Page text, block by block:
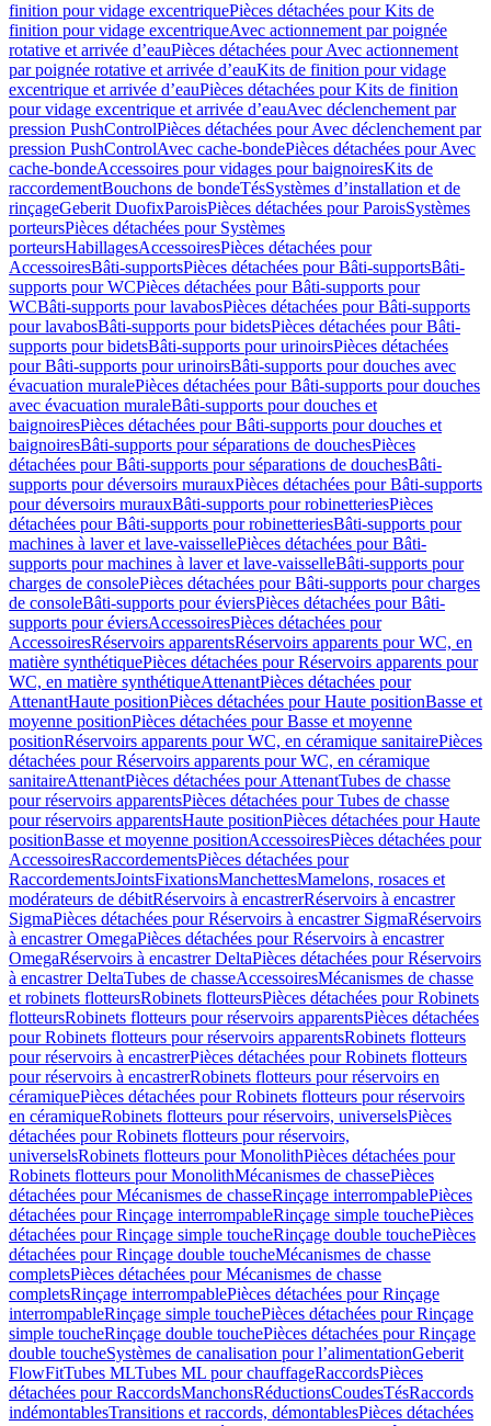
finition pour vidage excentriquePièces détachées pour Kits de
finition pour vidage excentriqueAvec actionnement par poignée
rotative et arrivée d’eauPièces détachées pour Avec actionnement
par poignée rotative et arrivée d’eauKits de finition pour vidage
excentrique et arrivée d’eauPièces détachées pour Kits de finition
pour vidage excentrique et arrivée d’eauAvec déclenchement par
pression PushControlPièces détachées pour Avec déclenchement par
pression PushControlAvec cache-bondePièces détachées pour Avec
cache-bondeAccessoires pour vidages pour baignoiresKits de
raccordementBouchons de bondeTésSystèmes d’installation et de
rinçageGeberit DuofixParoisPièces détachées pour ParoisSystèmes
porteursPièces détachées pour Systèmes
porteursHabillagesAccessoiresPièces détachées pour
AccessoiresBâti-supportsPièces détachées pour Bâti-supportsBâti-
supports pour WCPièces détachées pour Bâti-supports pour
WCBâti-supports pour lavabosPièces détachées pour Bâti-supports
pour lavabosBâti-supports pour bidetsPièces détachées pour Bâti-
supports pour bidetsBâti-supports pour urinoirsPièces détachées
pour Bâti-supports pour urinoirsBâti-supports pour douches avec
évacuation muralePièces détachées pour Bâti-supports pour douches
avec évacuation muraleBâti-supports pour douches et
baignoiresPièces détachées pour Bâti-supports pour douches et
baignoiresBâti-supports pour séparations de douchesPièces
détachées pour Bâti-supports pour séparations de douchesBâti-
supports pour déversoirs murauxPièces détachées pour Bâti-supports
pour déversoirs murauxBâti-supports pour robinetteriesPièces
détachées pour Bâti-supports pour robinetteriesBâti-supports pour
machines à laver et lave-vaissellePièces détachées pour Bâti-
supports pour machines à laver et lave-vaisselleBâti-supports pour
charges de consolePièces détachées pour Bâti-supports pour charges
de consoleBâti-supports pour éviersPièces détachées pour Bâti-
supports pour éviersAccessoiresPièces détachées pour
AccessoiresRéservoirs apparentsRéservoirs apparents pour WC, en
matière synthétiquePièces détachées pour Réservoirs apparents pour
WC, en matière synthétiqueAttenantPièces détachées pour
AttenantHaute positionPièces détachées pour Haute positionBasse et
moyenne positionPièces détachées pour Basse et moyenne
positionRéservoirs apparents pour WC, en céramique sanitairePièces
détachées pour Réservoirs apparents pour WC, en céramique
sanitaireAttenantPièces détachées pour AttenantTubes de chasse
pour réservoirs apparentsPièces détachées pour Tubes de chasse
pour réservoirs apparentsHaute positionPièces détachées pour Haute
positionBasse et moyenne positionAccessoiresPièces détachées pour
AccessoiresRaccordementsPièces détachées pour
RaccordementsJointsFixationsManchettesMamelons, rosaces et
modérateurs de débitRéservoirs à encastrerRéservoirs à encastrer
SigmaPièces détachées pour Réservoirs à encastrer SigmaRéservoirs
à encastrer OmegaPièces détachées pour Réservoirs à encastrer
OmegaRéservoirs à encastrer DeltaPièces détachées pour Réservoirs
à encastrer DeltaTubes de chasseAccessoiresMécanismes de chasse
et robinets flotteursRobinets flotteursPièces détachées pour Robinets
flotteursRobinets flotteurs pour réservoirs apparentsPièces détachées
pour Robinets flotteurs pour réservoirs apparentsRobinets flotteurs
pour réservoirs à encastrerPièces détachées pour Robinets flotteurs
pour réservoirs à encastrerRobinets flotteurs pour réservoirs en
céramiquePièces détachées pour Robinets flotteurs pour réservoirs
en céramiqueRobinets flotteurs pour réservoirs, universelsPièces
détachées pour Robinets flotteurs pour réservoirs,
universelsRobinets flotteurs pour MonolithPièces détachées pour
Robinets flotteurs pour MonolithMécanismes de chassePièces
détachées pour Mécanismes de chasseRinçage interrompablePièces
détachées pour Rinçage interrompableRinçage simple touchePièces
détachées pour Rinçage simple toucheRinçage double touchePièces
détachées pour Rinçage double toucheMécanismes de chasse
completsPièces détachées pour Mécanismes de chasse
completsRinçage interrompablePièces détachées pour Rinçage
interrompableRinçage simple touchePièces détachées pour Rinçage
simple toucheRinçage double touchePièces détachées pour Rinçage
double toucheSystèmes de canalisation pour l’alimentationGeberit
FlowFitTubes MLTubes ML pour chauffageRaccordsPièces
détachées pour RaccordsManchonsRéductionsCoudesTésRaccords
indémontablesTransitions et raccords, démontablesPièces détachées